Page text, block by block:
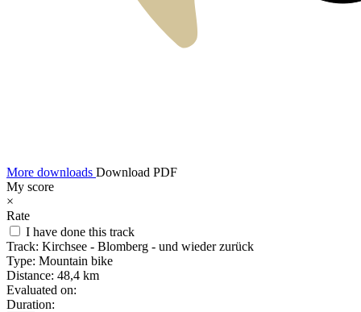
More downloads Download PDF
My score
×
Rate
I have done this track
Track: Kirchsee - Blomberg - und wieder zurück
Type: Mountain bike
Distance: 48,4 km
Evaluated on:
Duration: